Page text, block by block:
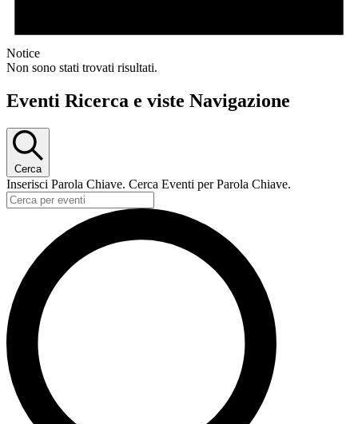
Notice
Non sono stati trovati risultati.
Eventi Ricerca e viste Navigazione
Cerca
Inserisci Parola Chiave. Cerca Eventi per Parola Chiave.